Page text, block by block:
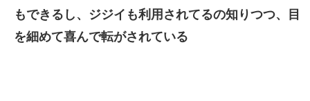
もできるし、ジジイも利用されてるの知りつつ、目
を細めて喜んで転がされている